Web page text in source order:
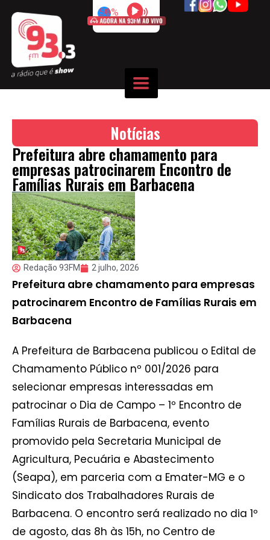
50%
Notícias
Prefeitura abre chamamento para
empresas patrocinarem Encontro de
Famílias Rurais em Barbacena
Redação 93FM 2 julho, 2026
Prefeitura abre chamamento para empresas
patrocinarem Encontro de Famílias Rurais em
Barbacena
A Prefeitura de Barbacena publicou o Edital de
Chamamento Público nº 001/2026 para
selecionar empresas interessadas em
patrocinar o Dia de Campo – 1º Encontro de
Famílias Rurais de Barbacena, evento
promovido pela Secretaria Municipal de
Agricultura, Pecuária e Abastecimento
(Seapa), em parceria com a Emater-MG e o
Sindicato dos Trabalhadores Rurais de
Barbacena. O encontro será realizado no dia 1º
de agosto, das 8h às 15h, no Centro de